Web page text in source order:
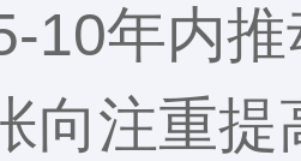
年内推
向注重